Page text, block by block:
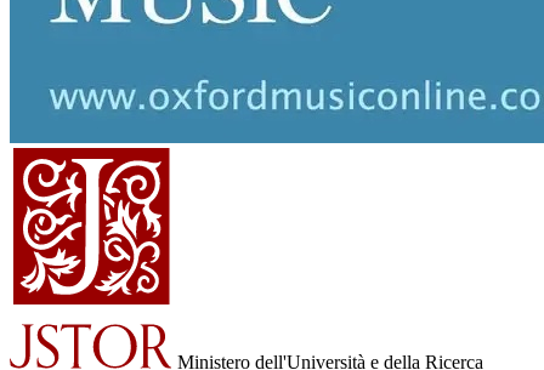
Ministero dell'Università e della Ricerca